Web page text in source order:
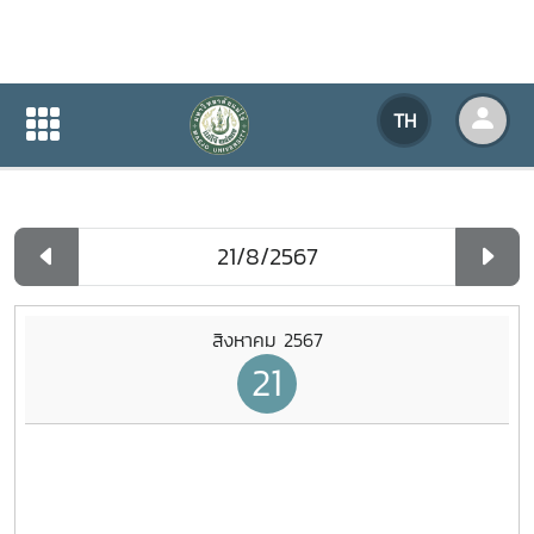
TH
ปฏิทินกิจกรรมของหน่วยงาน
ปฏิทินกิจกรรมของหน่วยงาน
สิงหาคม 2567
21